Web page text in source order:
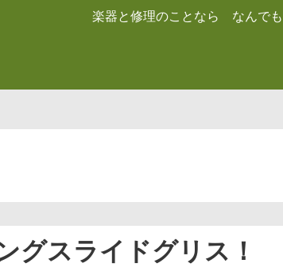
楽器と修理のことなら なんでも
スライドグリス！